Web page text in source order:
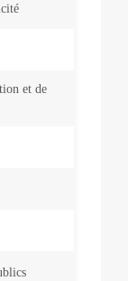
et de